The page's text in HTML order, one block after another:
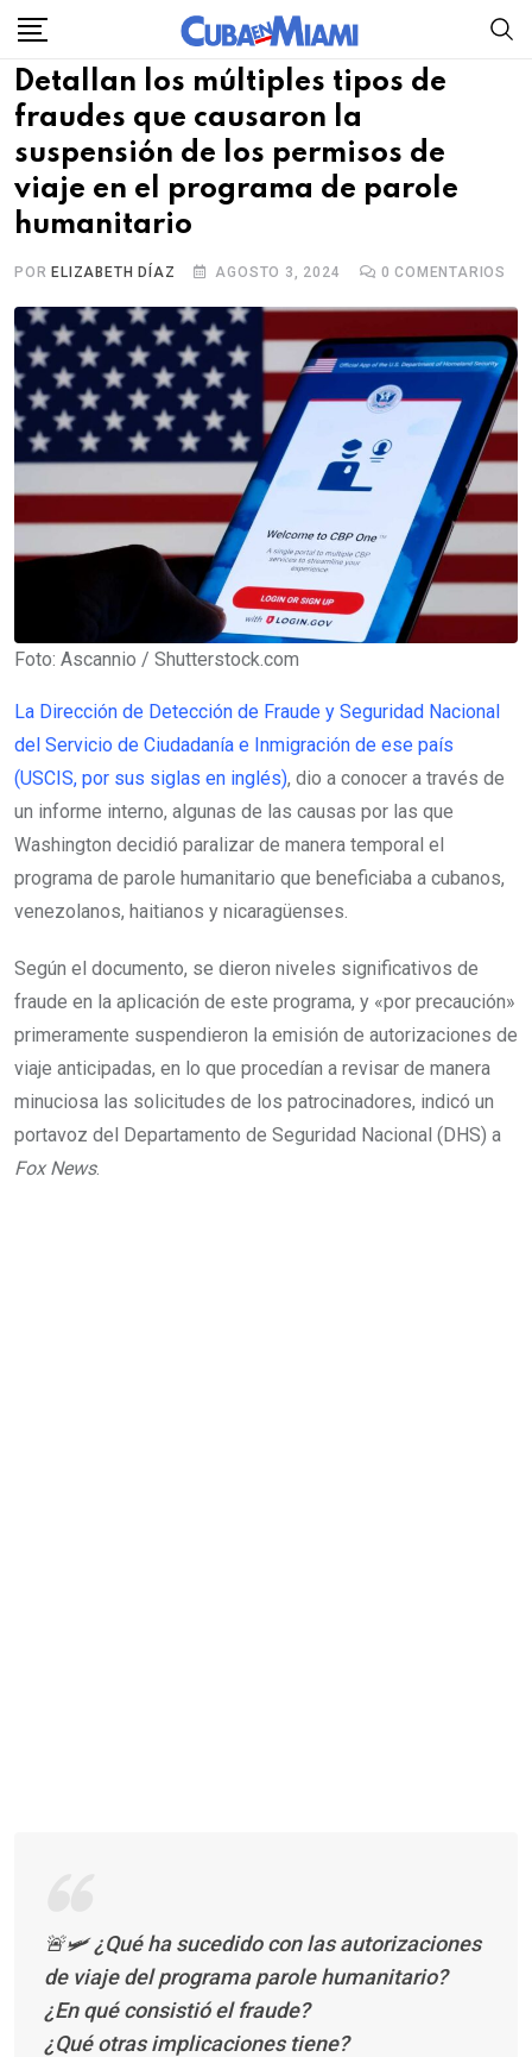
Skip
content
Detallan los múltiples tipos de
fraudes que causaron la
suspensión de los permisos de
viaje en el programa de parole
humanitario
POR ELIZABETH DÍAZ AGOSTO 3, 2024 0 COMENTARIOS
Foto: Ascannio / Shutterstock.com
La Dirección de Detección de Fraude y Seguridad Nacional
del Servicio de Ciudadanía e Inmigración de ese país
(USCIS, por sus siglas en inglés), dio a conocer a través de
un informe interno, algunas de las causas por las que
Washington decidió paralizar de manera temporal el
programa de parole humanitario que beneficiaba a cubanos,
venezolanos, haitianos y nicaragüenses.
Según el documento, se dieron niveles significativos de
fraude en la aplicación de este programa, y «por precaución»
primeramente suspendieron la emisión de autorizaciones de
viaje anticipadas, en lo que procedían a revisar de manera
minuciosa las solicitudes de los patrocinadores, indicó un
portavoz del Departamento de Seguridad Nacional (DHS) a
Fox News.
🚨🛩️ ¿Qué ha sucedido con las autorizaciones
de viaje del programa parole humanitario?
¿En qué consistió el fraude?
¿Qué otras implicaciones tiene?